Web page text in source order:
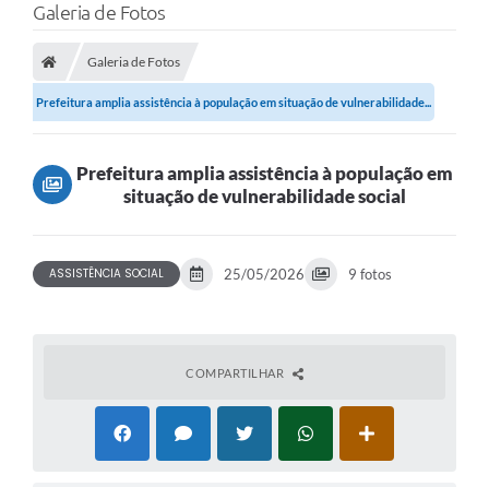
Galeria de Fotos
Galeria de Fotos
Prefeitura amplia assistência à população em situação de vulnerabilidade...
Prefeitura amplia assistência à população em
situação de vulnerabilidade social
ASSISTÊNCIA SOCIAL 25/05/2026 9 fotos
COMPARTILHAR